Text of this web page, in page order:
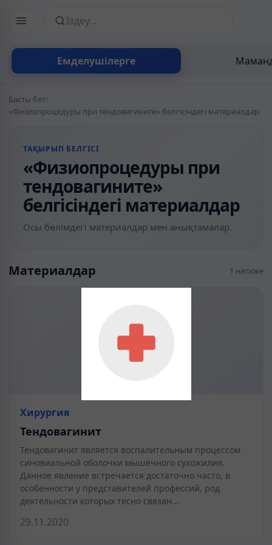
Емделушілерге
Сайттан іздеу
Басты бет/
«Физиопроцедуры при тендовагините» белгісіндегі материалдар
ТАҚЫРЫП БЕЛГІСІ
«Физиопроцедуры при
тендовагините»
белгісіндегі материалдар
Осы бөлімдегі материалдар мен анықтамалар.
Материалдар 1 нәтиже
Хирургия
Тендовагинит
Тендовагинит является воспалительным процессом
синовиальной оболочки мышечного сухожилия.
Данное явление встречается достаточно часто, в
особенности у представителей профессий, род
деятельности которых тесно связан…
29.11.2020